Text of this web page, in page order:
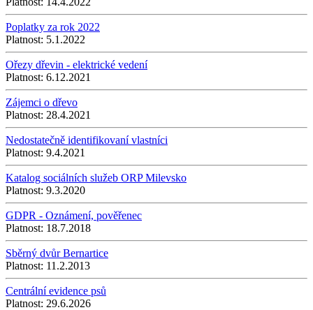
Poplatky za rok 2022
Platnost: 5.1.2022
Ořezy dřevin - elektrické vedení
Platnost: 6.12.2021
Zájemci o dřevo
Platnost: 28.4.2021
Nedostatečně identifikovaní vlastníci
Platnost: 9.4.2021
Katalog sociálních služeb ORP Milevsko
Platnost: 9.3.2020
GDPR - Oznámení, pověřenec
Platnost: 18.7.2018
Sběrný dvůr Bernartice
Platnost: 11.2.2013
Centrální evidence psů
Platnost: 29.6.2026